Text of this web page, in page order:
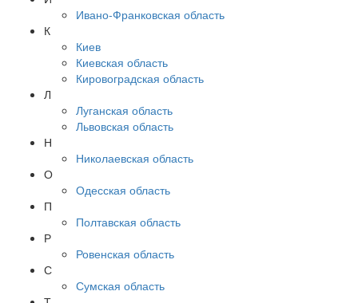
Ивано-Франковская область
К
Киев
Киевская область
Кировоградская область
Л
Луганская область
Львовская область
Н
Николаевская область
О
Одесская область
П
Полтавская область
Р
Ровенская область
С
Сумская область